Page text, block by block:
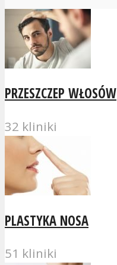
PRZESZCZEP WŁOSÓW
32 kliniki
PLASTYKA NOSA
51 kliniki